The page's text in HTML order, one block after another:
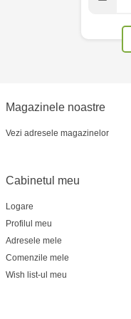
Magazinele noastre
Vezi adresele magazinelor
Cabinetul meu
Logare
Profilul meu
Adresele mele
Comenzile mele
Wish list-ul meu